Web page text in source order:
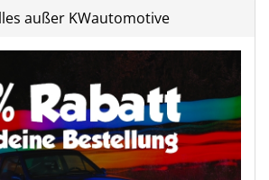
außer KWautomotive